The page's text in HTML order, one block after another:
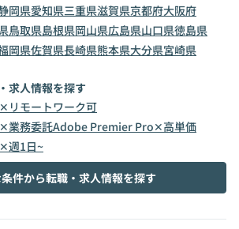
岡県愛知県三重県滋賀県京都府大阪府
鳥取県島根県岡山県広島県山口県徳島県
岡県佐賀県長崎県熊本県大分県宮崎県
求人情報を探す
モートワーク可
業務委託Adobe Premier Pro✕高単価
週1日~
件から転職・求人情報を探す